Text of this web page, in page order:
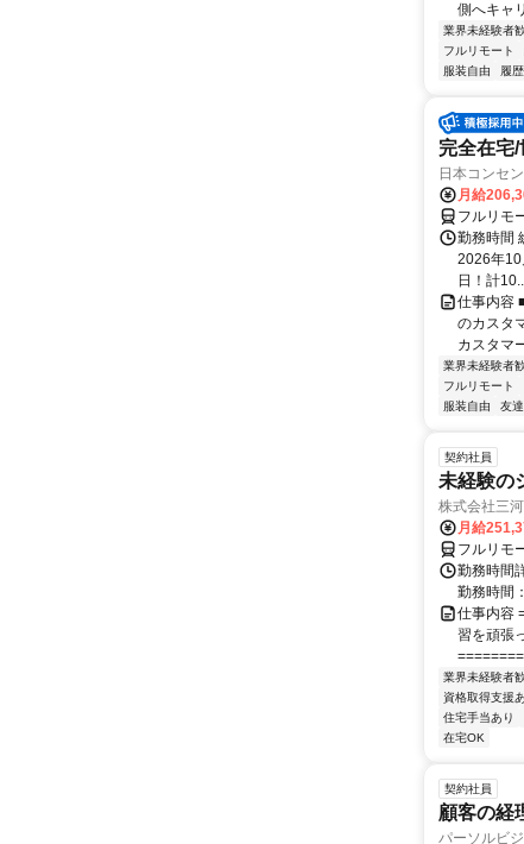
側へキャ
業界未経験者
フルリモート
服装自由
履
完全在宅
日本コンセ
月給
フルリモ
勤務時間
2026年
日！計
仕事内容
のカスタ
カスタマ
業界未経験者
フルリモート
服装自由
友
契約社員
未経験の
株式会社三
月給
フルリモ
勤務時間
勤務時間
仕事内容
習を頑張
業界未経験者
資格取得支援
住宅手当あり
在宅OK
契約社員
顧客の経
パーソルビ